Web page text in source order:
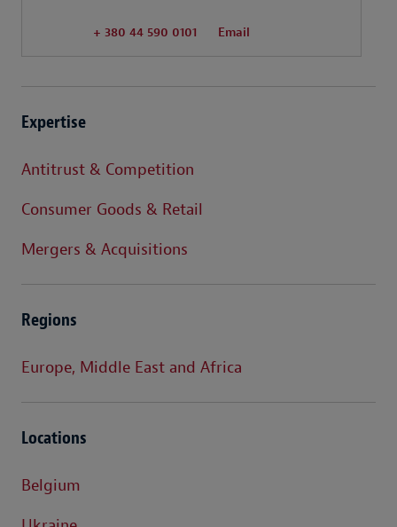
+ 380 44 590 0101 Email
Expertise
Antitrust & Competition
Consumer Goods & Retail
Mergers & Acquisitions
Regions
Europe, Middle East and Africa
Locations
Belgium